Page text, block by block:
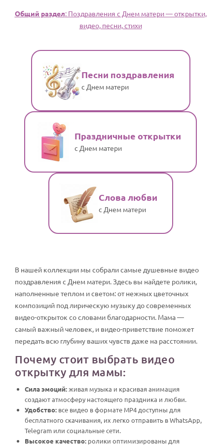
Общий раздел: Поздравления с Днем матери — открытки,
видео, песни, стихи
Песни поздравления
с Днем матери
Праздничные открытки
с Днем матери
Слова любви
с Днем матери
В нашей коллекции мы собрали самые душевные видео
поздравления с Днем матери. Здесь вы найдете ролики,
наполненные теплом и светом: от нежных цветочных
композиций под лирическую музыку до современных
видео-открыток со словами благодарности. Мама —
самый важный человек, и видео-приветствие поможет
передать всю глубину ваших чувств даже на расстоянии.
Почему стоит выбрать видео
открытку для мамы:
Сила эмоций:живая музыка и красивая анимация
создают атмосферу настоящего праздника и любви.
Удобство: все видео в формате MP4 доступны для
бесплатного скачивания, их легко отправить в WhatsApp,
Telegram или социальные сети.
Высокое качество: ролики оптимизированы для